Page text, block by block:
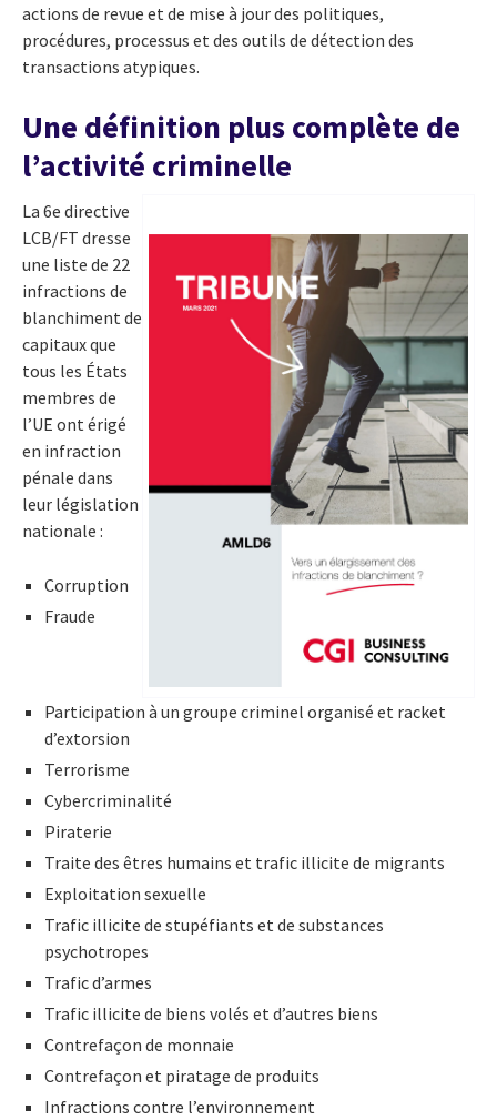
actions de revue et de mise à jour des politiques,
procédures, processus et des outils de détection des
transactions atypiques.
Une définition plus complète de
l’activité criminelle
La 6e directive
LCB/FT dresse
une liste de 22
infractions de
blanchiment de
capitaux que
tous les États
membres de
l’UE ont érigé
en infraction
pénale dans
leur législation
nationale :
Corruption
Fraude
Participation à un groupe criminel organisé et racket
d’extorsion
Terrorisme
Cybercriminalité
Piraterie
Traite des êtres humains et trafic illicite de migrants
Exploitation sexuelle
Trafic illicite de stupéfiants et de substances
psychotropes
Trafic d’armes
Trafic illicite de biens volés et d’autres biens
Contrefaçon de monnaie
Contrefaçon et piratage de produits
Infractions contre l’environnement